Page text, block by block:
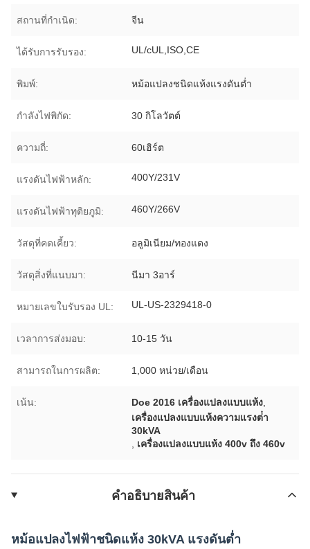
สถานที่กำเนิด: จีน
ได้รับการรับรอง: UL/cUL,ISO,CE
พิมพ์: หม้อแปลงชนิดแห้งแรงดันต่ำ
กำลังไฟพิกัด: 30 กิโลวัตต์
ความถี่: 60เฮิร์ต
แรงดันไฟฟ้าหลัก: 400Y/231V
แรงดันไฟฟ้าทุติยภูมิ: 460Y/266V
วัสดุที่คดเคี้ยว: อลูมิเนียม/ทองแดง
วัสดุสิ่งที่แนบมา: นีมา 3อาร์
หมายเลขใบรับรอง UL: UL-US-2329418-0
เวลาการส่งมอบ: 10-15 วัน
สามารถในการผลิต: 1,000 หน่วย/เดือน
เน้น: Doe 2016 เครื่องแปลงแบบแห้ง
เครื่องแปลงแบบแห้งความแรงต่ํา
30kVA
เครื่องแปลงแบบแห้ง 400v ถึง 460v
คําอธิบายสินค้า
หม้อแปลงไฟฟ้าชนิดแห้ง 30kVA แรงดันต่ำ